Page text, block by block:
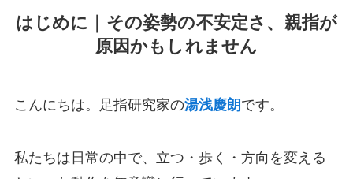
はじめに｜その姿勢の不安定さ、親指が
原因かもしれません
こんにちは。足指研究家の湯浅慶朗 です。
私たちは日常の中で、立つ・歩く・方向を変える